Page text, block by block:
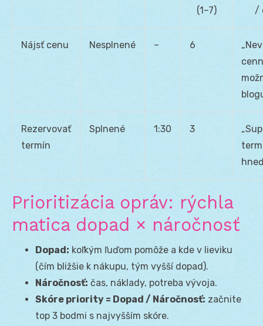
(1–7)
/
Nájsť cenu Nesplnené – 6
Rezervovať
termín
Splnené 1:30 3
Prioritizácia opráv: rýchla
matica dopad × náročnosť
Dopad: koľkým ľuďom pomôže a kde v lieviku
(čím bližšie k nákupu, tým vyšší dopad).
Náročnosť: čas, náklady, potreba vývoja.
Skóre priority = Dopad / Náročnosť: začnite
top 3 bodmi s najvyšším skóre.